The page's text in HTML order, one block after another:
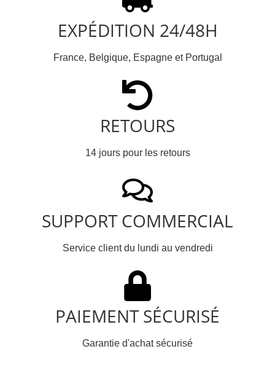
EXPÉDITION 24/48H
France, Belgique, Espagne et Portugal
RETOURS
14 jours pour les retours
SUPPORT COMMERCIAL
Service client du lundi au vendredi
PAIEMENT SÉCURISÉ
Garantie d'achat sécurisé